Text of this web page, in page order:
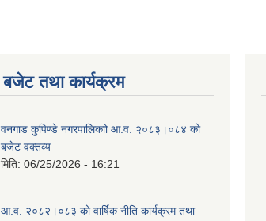
बजेट तथा कार्यक्रम
वनगाड कुपिण्डे नगरपालिकाो आ.व. २०८३।०८४ को
बजेट वक्तव्य
मिति: 06/25/2026 - 16:21
आ.व. २०८२।०८३ को वार्षिक नीति कार्यक्रम तथा